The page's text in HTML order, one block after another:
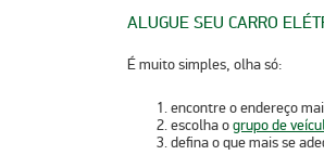
ALUGUE SEU CARRO
É muito simples, olha só:
encontre o endereço
escolha ogrupo de
defina o que mais se